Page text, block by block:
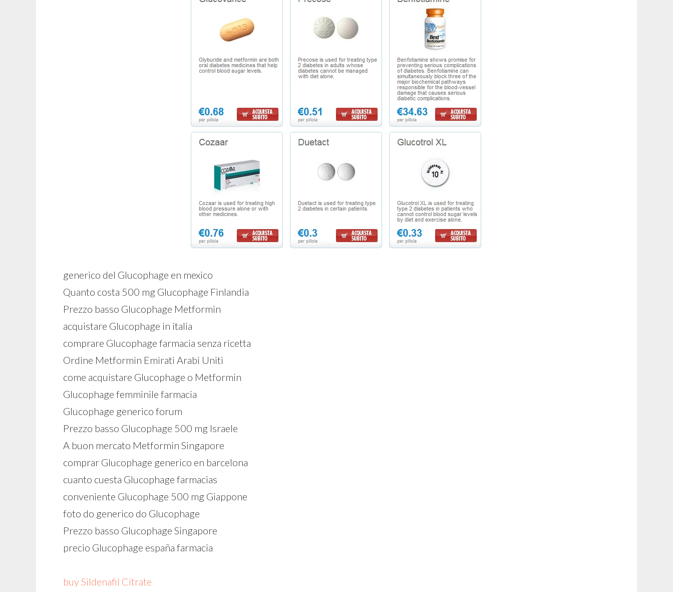
generico del Glucophage en mexico
Quanto costa 500 mg Glucophage Finlandia
Prezzo basso Glucophage Metformin
acquistare Glucophage in italia
comprare Glucophage farmacia senza ricetta
Ordine Metformin Emirati Arabi Uniti
come acquistare Glucophage o Metformin
Glucophage femminile farmacia
Glucophage generico forum
Prezzo basso Glucophage 500 mg Israele
A buon mercato Metformin Singapore
comprar Glucophage generico en barcelona
cuanto cuesta Glucophage farmacias
conveniente Glucophage 500 mg Giappone
foto do generico do Glucophage
Prezzo basso Glucophage Singapore
precio Glucophage españa farmacia
buy Sildenafil Citrate